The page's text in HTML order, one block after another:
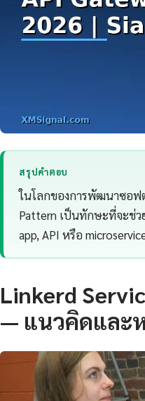
สรุปคำตอบ
ในโลกของการพัฒนาซอฟต์
Pattern เป็นทักษะที่จะช่ว
app, API หรือ
Linkerd
— แนวคิดและ